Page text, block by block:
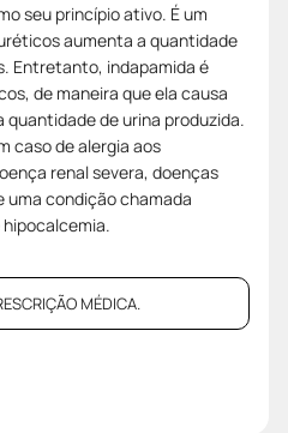
seu princípio ativo. É um
aumenta a quantidade
Entretanto, indapamida é
de maneira que ela causa
de urina produzida.
caso de alergia aos
renal severa, doenças
uma condição chamada
MÉDICA.